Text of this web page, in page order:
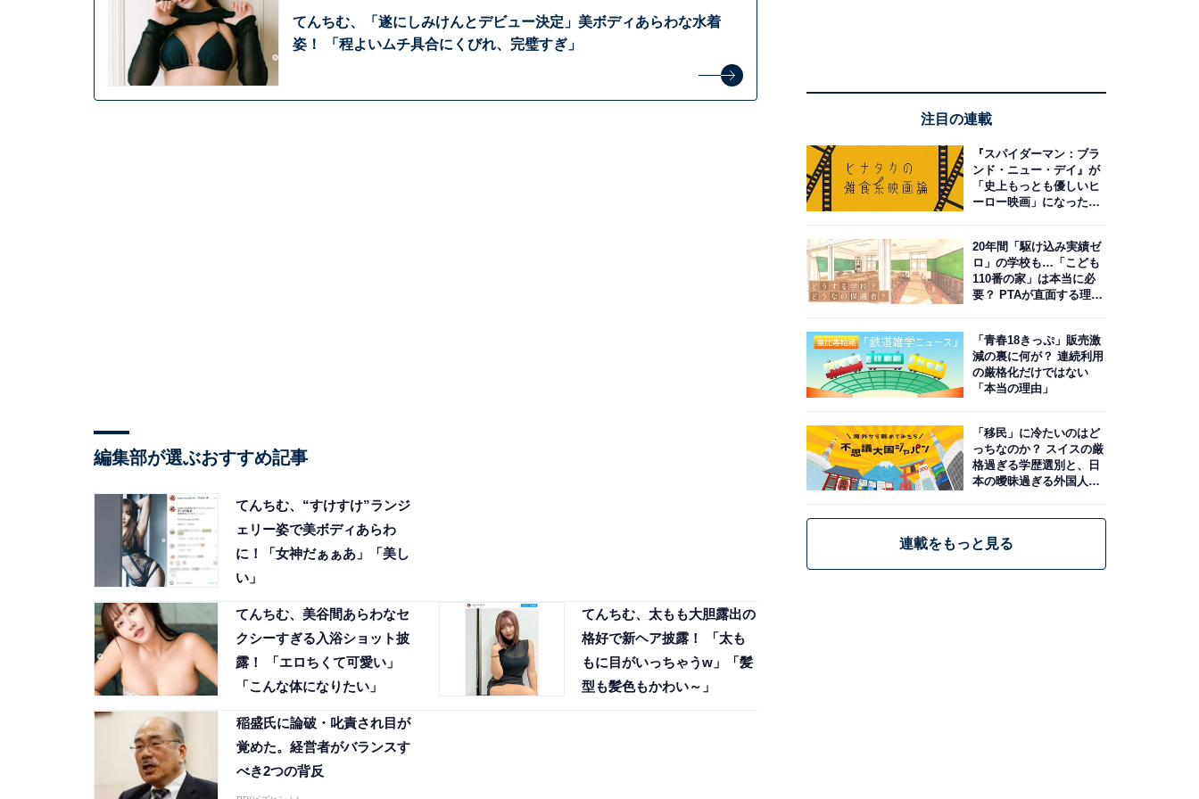
てんちむ、「遂にしみけんとデビュー決定」美ボディあらわな水着
姿！ 「程よいムチ具合にくびれ、完璧すぎ」
編集部が選ぶおすすめ記事
てんちむ、“すけすけ”ランジ
ェリー姿で美ボディあらわ
に！「女神だぁぁあ」「美し
い」
てんちむ、美谷間あらわなセ
クシーすぎる入浴ショット披
露！ 「エロちくて可愛い」
「こんな体になりたい」
てんちむ、太もも大胆露出の
格好で新ヘア披露！ 「太も
もに目がいっちゃうw」「髪
型も髪色もかわい～」
稲盛氏に論破・叱責され目が
覚めた。経営者がバランスす
べき2つの背反
注目の連載
『スパイダーマン：ブラ
ンド・ニュー・デイ』が
「史上もっとも優しいヒ
ーロー映画」になった理
20年間「駆け込み実績ゼ
ロ」の学校も…「こども
110番の家」は本当に必
要？ PTAが直面する理想
「青春18きっぷ」販売激
減の裏に何が？ 連続利用
の厳格化だけではない
「本当の理由」
「移民」に冷たいのはど
っちなのか？ スイスの厳
格過ぎる学歴選別と、日
本の曖昧過ぎる外国人政
連載をもっと見る